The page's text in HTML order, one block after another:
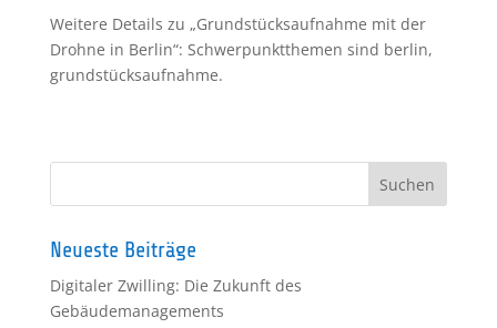
Weitere Details zu „Grundstücksaufnahme mit der
Drohne in Berlin“: Schwerpunktthemen sind berlin,
grundstücksaufnahme.
Neueste Beiträge
Digitaler Zwilling: Die Zukunft des
Gebäudemanagements